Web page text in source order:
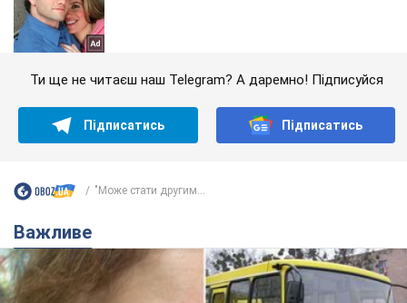
Ти ще не читаєш наш Telegram? А даремно! Підписуйся
Підписатись Підписатись
"Може стати другим...
Важливе